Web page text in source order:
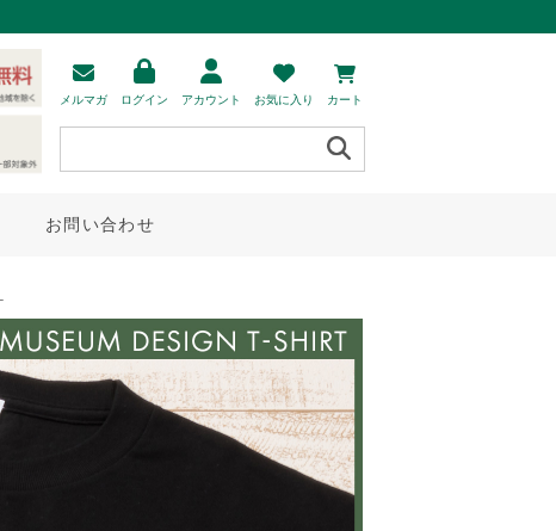
メルマガ ログイン アカウント お気に入り カート
お問い合わせ